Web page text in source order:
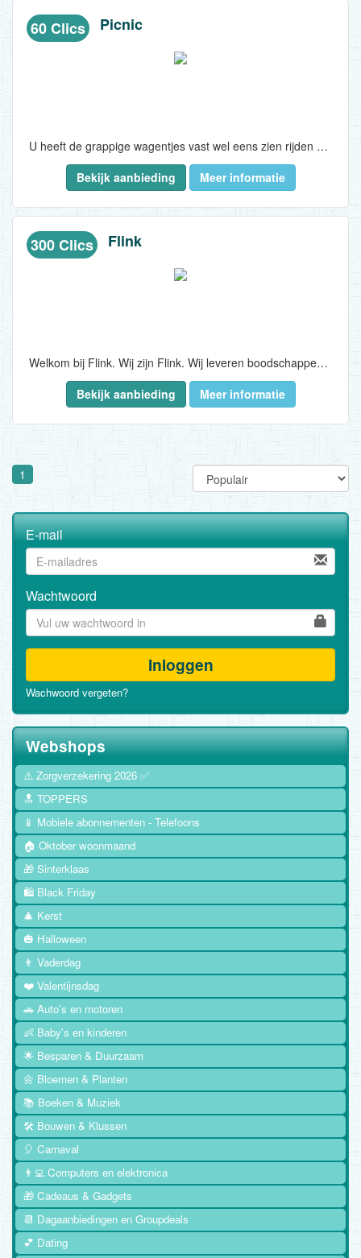
60 Clics Picnic
U heeft de grappige wagentjes vast wel eens zien rijden of anders het buzzword Picnic vast wel eens gehoord op radio of televisie. Sinds 2015 is Picnic de online supermarkt die al haar boodschappen gratis thuisbezorgd. Uniek aan het concept is dat Picnic geen fysieke winkels heeft, hierdoor zeggen ze de laagste prijs te garanderen...
Bekijk aanbieding
Meer informatie
300 Clics Flink
Welkom bij Flink. Wij zijn Flink. Wij leveren boodschappen aan u in minder dan 10 minuten! Vind alle producten die je zoekt, van de merken waar je van houdt. Geen gedoe en tegen supermarkt prijzen. Klinkt te goed om waar te zijn? Probeer het en ontdek het! Download de app vandaag nog!..
Bekijk aanbieding
Meer informatie
1
E-mail
Wachtwoord
Inloggen
Wachwoord vergeten?
Webshops
⚠️ Zorgverzekering 2026 ✅
🔝 TOPPERS
📱 Mobiele abonnementen - Telefoons
🏠 Oktober woonmaand
🎁 Sinterklaas
🛍️ Black Friday
🎄 Kerst
🎃 Halloween
👨 Vaderdag
❤️ Valentijnsdag
🚗 Auto's en motoren
👶 Baby's en kinderen
🌟 Besparen & Duurzaam
🌼 Bloemen & Planten
📚 Boeken & Muziek
🛠️ Bouwen & Klussen
🎈 Carnaval
👨‍💻 Computers en elektronica
🎁 Cadeaus & Gadgets
📆 Dagaanbiedingen en Groupdeals
💕 Dating